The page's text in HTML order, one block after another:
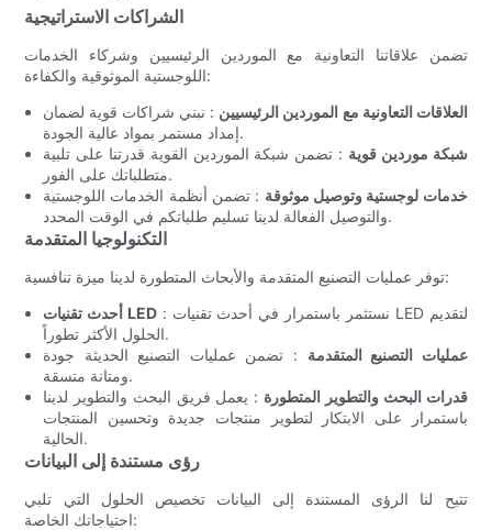
الشراكات الاستراتيجية
تضمن علاقاتنا التعاونية مع الموردين الرئيسيين وشركاء الخدمات
اللوجستية الموثوقية والكفاءة:
العلاقات التعاونية مع الموردين الرئيسيين : نبني شراكات قوية لضمان
إمداد مستمر بمواد عالية الجودة.
شبكة موردين قوية : تضمن شبكة الموردين القوية قدرتنا على تلبية
متطلباتك على الفور.
خدمات لوجستية وتوصيل موثوقة : تضمن أنظمة الخدمات اللوجستية
والتوصيل الفعالة لدينا تسليم طلباتكم في الوقت المحدد.
التكنولوجيا المتقدمة
توفر عمليات التصنيع المتقدمة والأبحاث المتطورة لدينا ميزة تنافسية:
أحدث تقنيات LED: نستثمر باستمرار في أحدث تقنيات LED لتقديم
الحلول الأكثر تطوراً.
عمليات التصنيع المتقدمة : تضمن عمليات التصنيع الحديثة جودة
ومتانة متسقة.
قدرات البحث والتطوير المتطورة : يعمل فريق البحث والتطوير لدينا
باستمرار على الابتكار لتطوير منتجات جديدة وتحسين المنتجات
الحالية.
رؤى مستندة إلى البيانات
تتيح لنا الرؤى المستندة إلى البيانات تخصيص الحلول التي تلبي
احتياجاتك الخاصة: